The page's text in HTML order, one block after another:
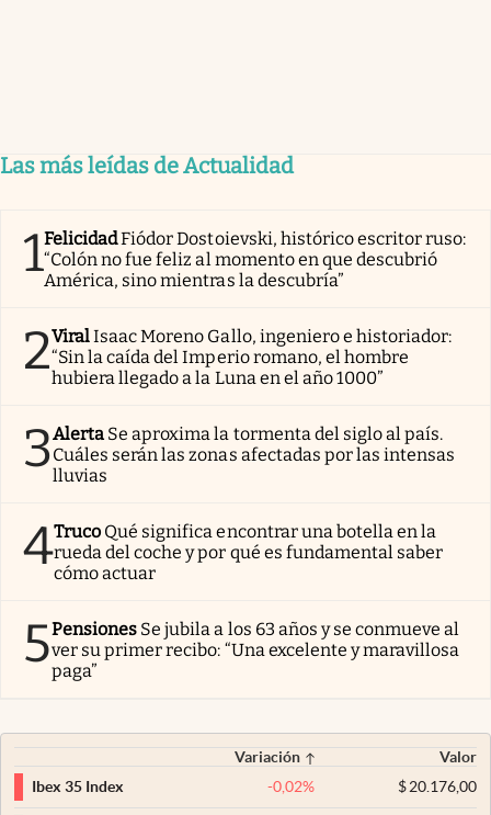
Las más leídas de Actualidad
1FelicidadFiódor Dostoievski, histórico escritor ruso:
“Colón no fue feliz al momento en que descubrió
América, sino mientras la descubría”
2ViralIsaac Moreno Gallo, ingeniero e historiador:
“Sin la caída del Imperio romano, el hombre
hubiera llegado a la Luna en el año 1000”
3Alerta Se aproxima la tormenta del siglo al país.
Cuáles serán las zonas afectadas por las intensas
lluvias
4Truco Qué significa encontrar una botella en la
rueda del coche y por qué es fundamental saber
cómo actuar
5Pensiones Se jubila a los 63 años y se conmueve al
ver su primer recibo: “Una excelente y maravillosa
paga”
Variación
Valor
Ibex 35 Index
-0,02% $20.176,00